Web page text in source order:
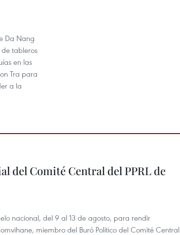
Da Nang
tableros
en las
Tra para
a la
del Comité Central del PPRL de
nacional, del 9 al 13 de agosto, para rendir
miembro del Buró Político del Comité Central